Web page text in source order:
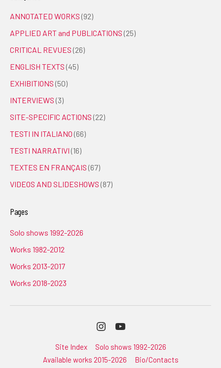
ANNOTATED WORKS (92)
APPLIED ART and PUBLICATIONS (25)
CRITICAL REVUES (26)
ENGLISH TEXTS (45)
EXHIBITIONS (50)
INTERVIEWS (3)
SITE-SPECIFIC ACTIONS (22)
TESTI IN ITALIANO (66)
TESTI NARRATIVI (16)
TEXTES EN FRANÇAIS (67)
VIDEOS AND SLIDESHOWS (87)
Pages
Solo shows 1992-2026
Works 1982-2012
Works 2013-2017
Works 2018-2023
Site Index
Solo shows 1992-2026
Available works 2015-2026
Bio/Contacts
InstagramYoutube